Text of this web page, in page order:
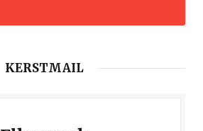
KERSTMAIL